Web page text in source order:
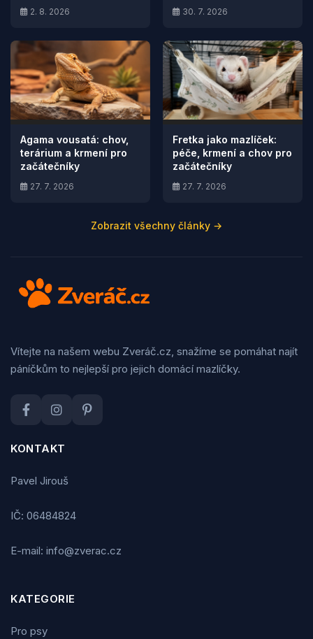
2. 8. 2026 30. 7. 2026
Agama vousatá: chov,
terárium a krmení pro
začátečníky
27. 7. 2026
Fretka jako mazlíček:
péče, krmení a chov pro
začátečníky
27. 7. 2026
Zobrazit všechny články →
Vítejte na našem webu Zveráč.cz, snažíme se pomáhat najít
páníčkům to nejlepší pro jejich domácí mazlíčky.
KONTAKT
Pavel Jirouš
IČ: 06484824
E-mail: info@zverac.cz
KATEGORIE
Pro psy